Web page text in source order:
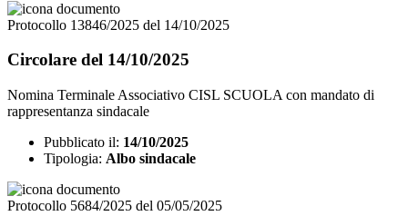
Protocollo 13846/2025 del 14/10/2025
Circolare del 14/10/2025
Nomina Terminale Associativo CISL SCUOLA con mandato di
rappresentanza sindacale
Pubblicato il: 14/10/2025
Tipologia: Albo sindacale
Protocollo 5684/2025 del 05/05/2025